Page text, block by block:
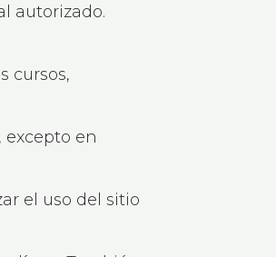
autorizado.
cursos,
en
el uso del sitio